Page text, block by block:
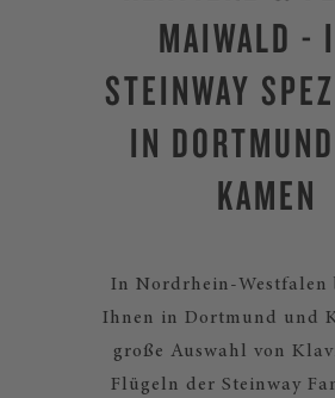
MAIWALD -
STEINWAY
IN
KAMEN
In Nordrhein-Westfalen
Ihnen in Dortmund und
große Auswahl von
Flügeln der Steinway